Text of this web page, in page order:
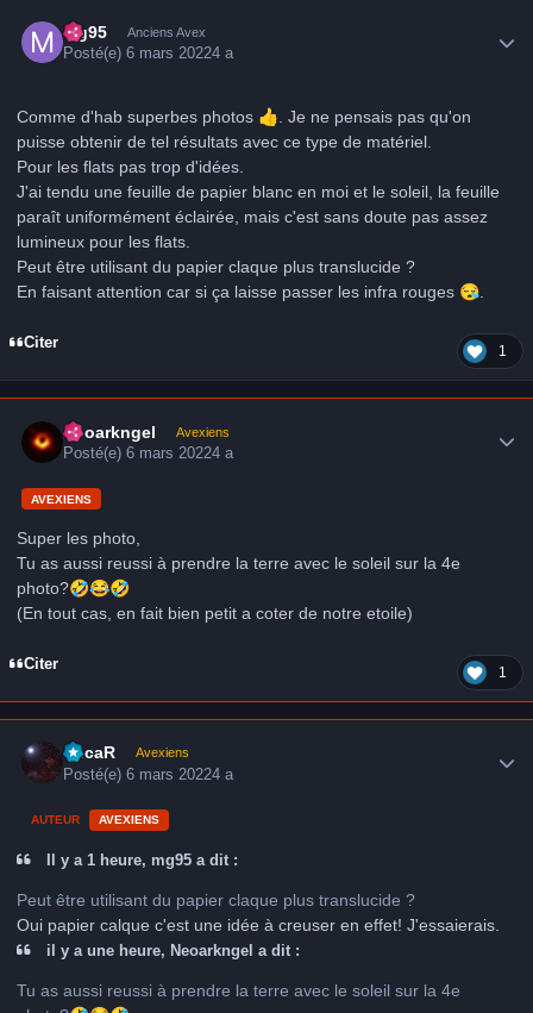
mg95 Anciens Avex
Posté(e)6 mars 20224 a
Comme d'hab superbes photos 👍. Je ne pensais pas qu'on
puisse obtenir de tel résultats avec ce type de matériel.
Pour les flats pas trop d'idées.
J'ai tendu une feuille de papier blanc en moi et le soleil, la feuille
paraît uniformément éclairée, mais c'est sans doute pas assez
lumineux pour les flats.
Peut être utilisant du papier claque plus translucide ?
En faisant attention car si ça laisse passer les infra rouges 😪.
Citer 1
Neoarkngel Avexiens
Posté(e)6 mars 20224 a
AVEXIENS
Super les photo,
Tu as aussi reussi à prendre la terre avec le soleil sur la 4e
photo?🤣😂🤣
(En tout cas, en fait bien petit a coter de notre etoile)
Citer 1
LucaR Avexiens
Posté(e)6 mars 20224 a
AUTEUR AVEXIENS
Il y a 1 heure, mg95 a dit :
Peut être utilisant du papier claque plus translucide ?
Oui papier calque c'est une idée à creuser en effet! J'essaierais.
il y a une heure, Neoarkngel a dit :
Tu as aussi reussi à prendre la terre avec le soleil sur la 4e